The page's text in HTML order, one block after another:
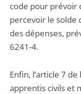
code pour prévoir
percevoir le solde
des dépenses,
6241-4.
Enfin, l’article 7
apprentis civils et